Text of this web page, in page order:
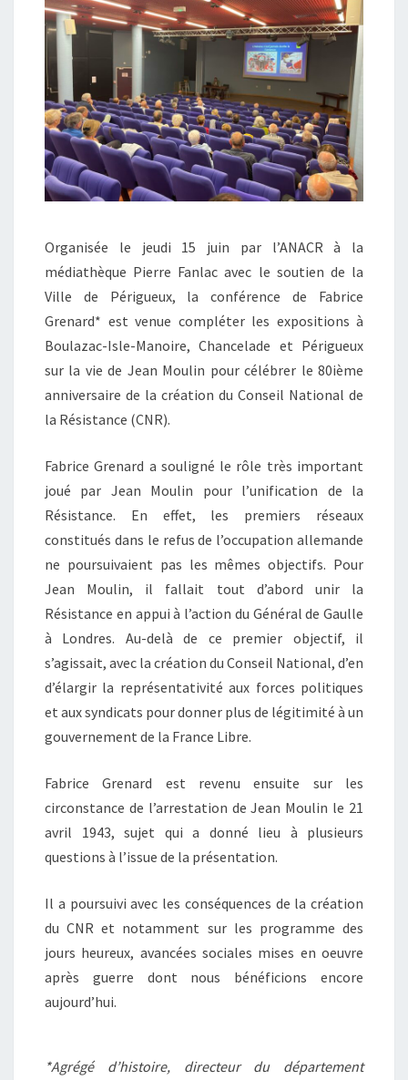
Organisée le jeudi 15 juin par l’ANACR à la
médiathèque Pierre Fanlac avec le soutien de la
Ville de Périgueux, la conférence de Fabrice
Grenard* est venue compléter les expositions à
Boulazac-Isle-Manoire, Chancelade et Périgueux
sur la vie de Jean Moulin pour célébrer le 80ième
anniversaire de la création du Conseil National de
la Résistance (CNR).
Fabrice Grenard a souligné le rôle très important
joué par Jean Moulin pour l’unification de la
Résistance. En effet, les premiers réseaux
constitués dans le refus de l’occupation allemande
ne poursuivaient pas les mêmes objectifs. Pour
Jean Moulin, il fallait tout d’abord unir la
Résistance en appui à l’action du Général de Gaulle
à Londres. Au-delà de ce premier objectif, il
s’agissait, avec la création du Conseil National, d’en
d’élargir la représentativité aux forces politiques
et aux syndicats pour donner plus de légitimité à un
gouvernement de la France Libre.
Fabrice Grenard est revenu ensuite sur les
circonstance de l’arrestation de Jean Moulin le 21
avril 1943, sujet qui a donné lieu à plusieurs
questions à l’issue de la présentation.
Il a poursuivi avec les conséquences de la création
du CNR et notamment sur les programme des
jours heureux, avancées sociales mises en oeuvre
après guerre dont nous bénéficions encore
aujourd’hui.
*Agrégé d’histoire, directeur du département